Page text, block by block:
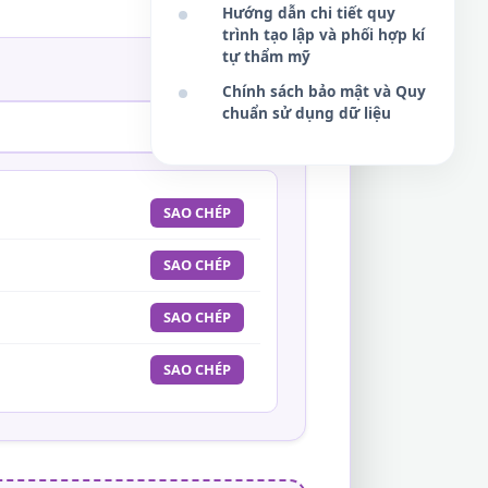
SAO CHÉP
SAO CHÉP
SAO CHÉP
SAO CHÉP
Hướng dẫn chi tiết quy
trình tạo lập và phối hợp kí
tự thẩm mỹ
Chính sách bảo mật và Quy
chuẩn sử dụng dữ liệu